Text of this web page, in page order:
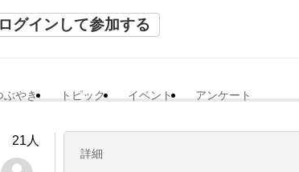
ログインして参加する
ぶやき トピック イベント アンケート
詳細
21人